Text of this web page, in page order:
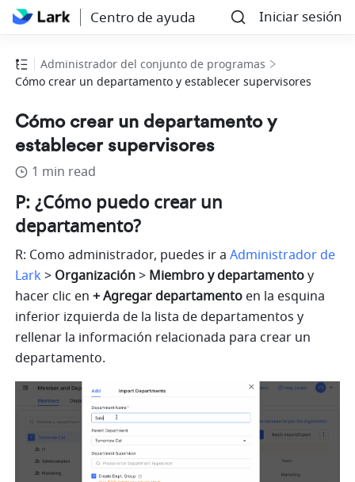
Centro de ayuda Iniciar sesión
Administrador del conjunto de programas
Cómo crear un departamento y establecer supervisores
Cómo crear un departamento y
establecer supervisores
1 min read
P: ¿Cómo puedo crear un
departamento?
R: Como administrador, puedes ir a Administrador de
Lark > Organización > Miembro y departamento y
hacer clic en +Agregar departamento en la esquina
inferior izquierda de la lista de departamentos y
rellenar la información relacionada para crear un
departamento.